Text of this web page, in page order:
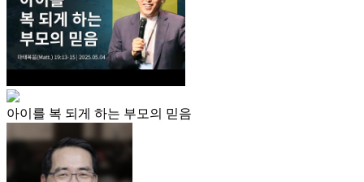
아이를 복 되게 하는 부모의 믿음